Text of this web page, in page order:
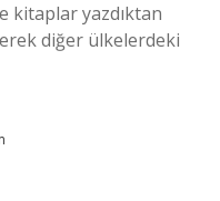
kitaplar yazdıktan
diğer ülkelerdeki